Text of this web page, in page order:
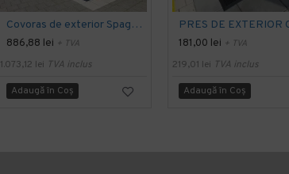
Covoras de exterior Spagetti Citi, 16 mm, cu strat suport
886,88 lei + TVA
1.073,12 lei TVA inclus
Adaugă în Coş
181,00 lei + TVA
219,01 lei TVA inclus
Adaugă în Coş